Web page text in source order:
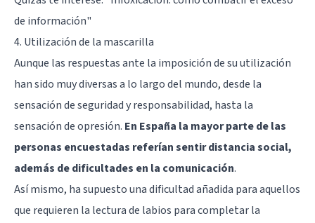
de información"
4. Utilización de la mascarilla
Aunque las respuestas ante la imposición de su utilización
han sido muy diversas a lo largo del mundo, desde la
sensación de seguridad y responsabilidad, hasta la
sensación de opresión. En España la mayor parte de las
personas encuestadas referían sentir distancia social,
además de dificultades en la comunicación.
Así mismo, ha supuesto una dificultad añadida para aquellos
que requieren la lectura de labios para completar la